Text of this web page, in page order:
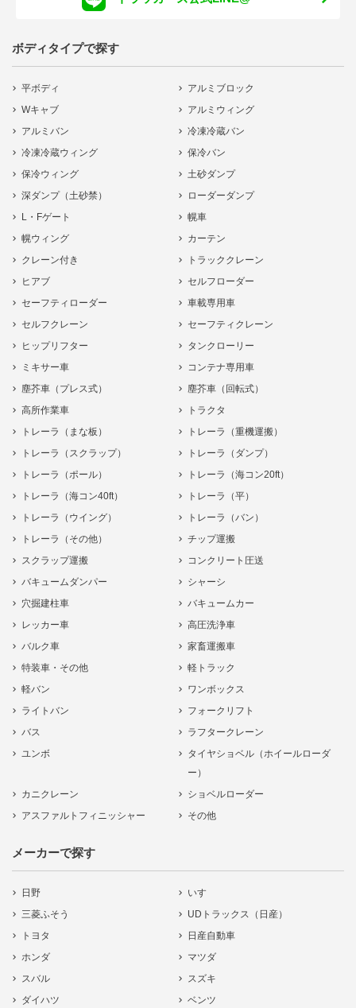
ボディタイプで探す
平ボディ
アルミブロック
Wキャブ
アルミウィング
アルミバン
冷凍冷蔵バン
冷凍冷蔵ウィング
保冷バン
保冷ウィング
土砂ダンプ
深ダンプ（土砂禁）
ローダーダンプ
L・Fゲート
幌車
幌ウィング
カーテン
クレーン付き
トラッククレーン
ヒアブ
セルフローダー
セーフティローダー
車載専用車
セルフクレーン
セーフティクレーン
ヒップリフター
タンクローリー
ミキサー車
コンテナ専用車
塵芥車（プレス式）
塵芥車（回転式）
高所作業車
トラクタ
トレーラ（まな板）
トレーラ（重機運搬）
トレーラ（スクラップ）
トレーラ（ダンプ）
トレーラ（ポール）
トレーラ（海コン20ft）
トレーラ（海コン40ft）
トレーラ（平）
トレーラ（ウイング）
トレーラ（バン）
トレーラ（その他）
チップ運搬
スクラップ運搬
コンクリート圧送
バキュームダンパー
シャーシ
穴掘建柱車
バキュームカー
レッカー車
高圧洗浄車
バルク車
家畜運搬車
特装車・その他
軽トラック
軽バン
ワンボックス
ライトバン
フォークリフト
バス
ラフタークレーン
ユンボ
タイヤショベル（ホイールローダ
ー）
カニクレーン
ショベルローダー
アスファルトフィニッシャー
その他
メーカーで探す
日野
いすゞ
三菱ふそう
UDトラックス（日産）
トヨタ
日産自動車
ホンダ
マツダ
スバル
スズキ
ダイハツ
ベンツ